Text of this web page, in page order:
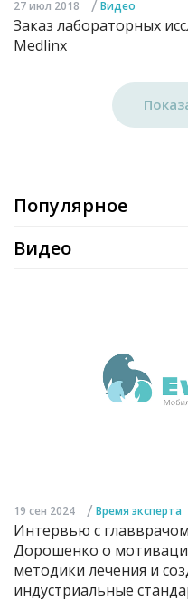
27 июл 2018 / Видео
Заказ лабораторных
Medlinx
Популярное
Видео
19 сен 2024 / Время эксперта
Интервью с
Дорошенко о
методики лечения и
индустриальные